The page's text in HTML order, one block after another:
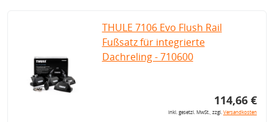
THULE 7106 Evo Flush Rail
Fußsatz für integrierte
Dachreling - 710600
114,66 €
inkl. gesetzl. MwSt., zzgl.Versandkosten